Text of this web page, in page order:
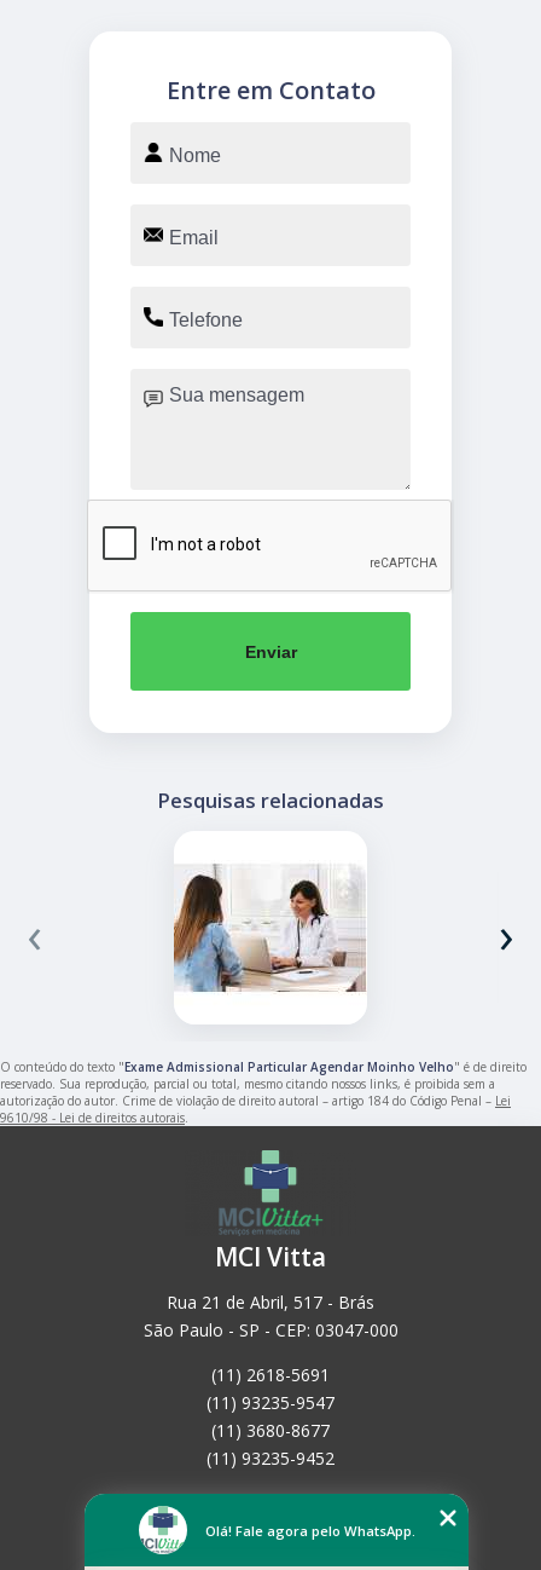
Entre em Contato
Enviar
Pesquisas relacionadas
‹ ›
O conteúdo do texto "Exame Admissional Particular Agendar Moinho Velho" é de direito
reservado. Sua reprodução, parcial ou total, mesmo citando nossos links, é proibida sem a
autorização do autor. Crime de violação de direito autoral – artigo 184 do Código Penal – Lei
9610/98 - Lei de direitos autorais.
MCI Vitta
Rua 21 de Abril, 517 - Brás
São Paulo - SP - CEP: 03047-000
(11) 2618-5691
(11) 93235-9547
(11) 3680-8677
(11) 93235-9452
Empresa
Olá! Fale agora pelo WhatsApp.